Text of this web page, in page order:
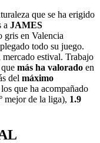
que se ha erigido
a JAMES
gris en Valencia
todo su juego.
mercado estival. Trabajo
más ha valorado en
del máximo
que ha acompañado
mejor de la liga), 1.9